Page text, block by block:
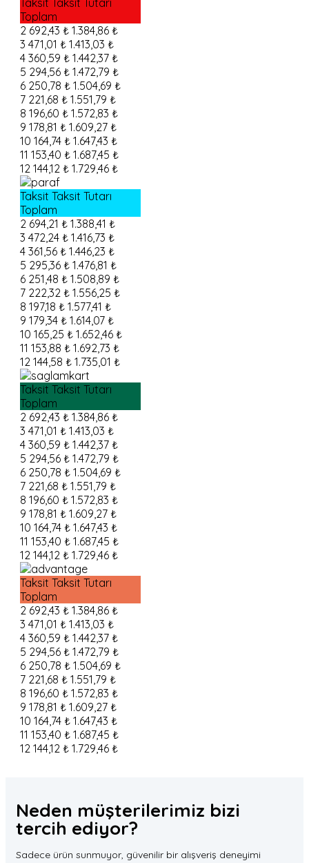
Taksit Taksit Tutarı
Toplam
2 692,43 ₺ 1.384,86 ₺
3 471,01 ₺ 1.413,03 ₺
4 360,59 ₺ 1.442,37 ₺
5 294,56 ₺ 1.472,79 ₺
6 250,78 ₺ 1.504,69 ₺
7 221,68 ₺ 1.551,79 ₺
8 196,60 ₺ 1.572,83 ₺
9 178,81 ₺ 1.609,27 ₺
10 164,74 ₺ 1.647,43 ₺
11 153,40 ₺ 1.687,45 ₺
12 144,12 ₺ 1.729,46 ₺
Taksit Taksit Tutarı
Toplam
2 694,21 ₺ 1.388,41 ₺
3 472,24 ₺ 1.416,73 ₺
4 361,56 ₺ 1.446,23 ₺
5 295,36 ₺ 1.476,81 ₺
6 251,48 ₺ 1.508,89 ₺
7 222,32 ₺ 1.556,25 ₺
8 197,18 ₺ 1.577,41 ₺
9 179,34 ₺ 1.614,07 ₺
10 165,25 ₺ 1.652,46 ₺
11 153,88 ₺ 1.692,73 ₺
12 144,58 ₺ 1.735,01 ₺
Taksit Taksit Tutarı
Toplam
2 692,43 ₺ 1.384,86 ₺
3 471,01 ₺ 1.413,03 ₺
4 360,59 ₺ 1.442,37 ₺
5 294,56 ₺ 1.472,79 ₺
6 250,78 ₺ 1.504,69 ₺
7 221,68 ₺ 1.551,79 ₺
8 196,60 ₺ 1.572,83 ₺
9 178,81 ₺ 1.609,27 ₺
10 164,74 ₺ 1.647,43 ₺
11 153,40 ₺ 1.687,45 ₺
12 144,12 ₺ 1.729,46 ₺
Taksit Taksit Tutarı
Toplam
2 692,43 ₺ 1.384,86 ₺
3 471,01 ₺ 1.413,03 ₺
4 360,59 ₺ 1.442,37 ₺
5 294,56 ₺ 1.472,79 ₺
6 250,78 ₺ 1.504,69 ₺
7 221,68 ₺ 1.551,79 ₺
8 196,60 ₺ 1.572,83 ₺
9 178,81 ₺ 1.609,27 ₺
10 164,74 ₺ 1.647,43 ₺
11 153,40 ₺ 1.687,45 ₺
12 144,12 ₺ 1.729,46 ₺
Neden müşterilerimiz bizi
tercih ediyor?
Sadece ürün sunmuyor, güvenilir bir alışveriş deneyimi